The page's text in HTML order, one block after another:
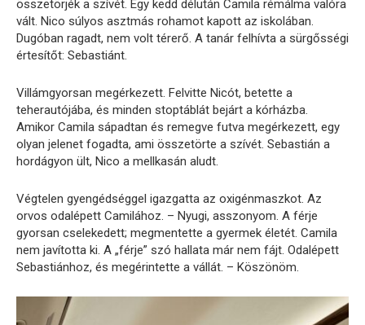
összetörjék a szívét. Egy kedd délután Camila rémálma valóra
vált. Nico súlyos asztmás rohamot kapott az iskolában.
Dugóban ragadt, nem volt térerő. A tanár felhívta a sürgősségi
értesítőt: Sebastiánt.
Villámgyorsan megérkezett. Felvitte Nicót, betette a
teherautójába, és minden stoptáblát bejárt a kórházba.
Amikor Camila sápadtan és remegve futva megérkezett, egy
olyan jelenet fogadta, ami összetörte a szívét. Sebastián a
hordágyon ült, Nico a mellkasán aludt.
Végtelen gyengédséggel igazgatta az oxigénmaszkot. Az
orvos odalépett Camilához. – Nyugi, asszonyom. A férje
gyorsan cselekedett; megmentette a gyermek életét. Camila
nem javította ki. A „férje” szó hallata már nem fájt. Odalépett
Sebastiánhoz, és megérintette a vállát. – Köszönöm.